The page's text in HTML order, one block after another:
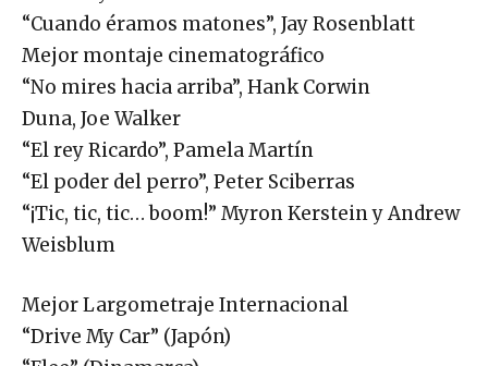
“Cuando éramos matones”, Jay Rosenblatt
Mejor montaje cinematográfico
“No mires hacia arriba”, Hank Corwin
Duna, Joe Walker
“El rey Ricardo”, Pamela Martín
“El poder del perro”, Peter Sciberras
“¡Tic, tic, tic… boom!” Myron Kerstein y Andrew
Weisblum
Mejor Largometraje Internacional
“Drive My Car” (Japón)